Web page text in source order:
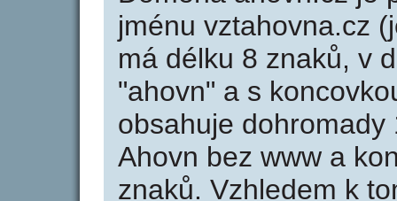
jménu vztahovna.cz
má délku 8 znaků, v
"ahovn" a s
obsahuje
Ahovn bez www a
znaků. Vzhledem k